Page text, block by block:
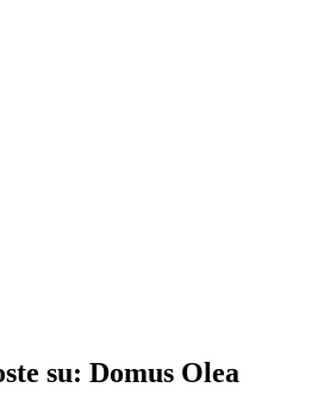
su: Domus Olea